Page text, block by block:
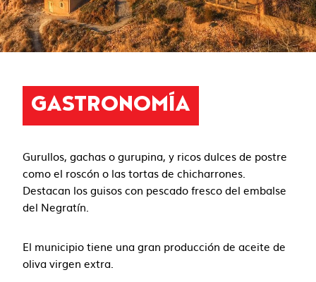
GASTRONOMÍA
Gurullos, gachas o gurupina, y ricos dulces de postre
como el roscón o las tortas de chicharrones.
Destacan los guisos con pescado fresco del embalse
del Negratín.
El municipio tiene una gran producción de aceite de
oliva virgen extra.